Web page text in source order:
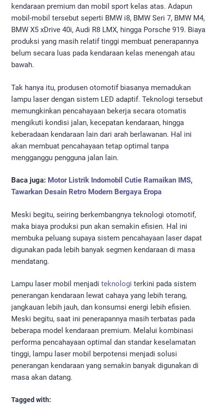
kendaraan premium dan mobil sport kelas atas. Adapun
mobil-mobil tersebut seperti BMW i8, BMW Seri 7, BMW M4,
BMW X5 xDrive 40i, Audi R8 LMX, hingga Porsche 919. Biaya
produksi yang masih relatif tinggi membuat penerapannya
belum secara luas pada kendaraan kelas menengah atau
bawah.
Tak hanya itu, produsen otomotif biasanya memadukan
lampu laser dengan sistem LED adaptif. Teknologi tersebut
memungkinkan pencahayaan bekerja secara otomatis
mengikuti kondisi jalan, kecepatan kendaraan, hingga
keberadaan kendaraan lain dari arah berlawanan. Hal ini
akan membuat pencahayaan tetap optimal tanpa
mengganggu pengguna jalan lain.
Baca juga: Motor Listrik Indomobil Cutie Ramaikan IMS,
Tawarkan Desain Retro Modern Bergaya Eropa
Meski begitu, seiring berkembangnya teknologi otomotif,
maka biaya produksi pun akan semakin efisien. Hal ini
membuka peluang supaya sistem pencahayaan laser dapat
digunakan pada lebih banyak segmen kendaraan di masa
mendatang.
Lampu laser mobil menjadi teknologi terkini pada sistem
penerangan kendaraan lewat cahaya yang lebih terang,
jangkauan lebih jauh, dan konsumsi energi lebih efisien.
Meski begitu, saat ini penerapannya masih terbatas pada
beberapa model kendaraan premium. Melalui kombinasi
performa pencahayaan optimal dan standar keselamatan
tinggi, lampu laser mobil berpotensi menjadi solusi
penerangan kendaraan yang semakin banyak digunakan di
masa akan datang.
Tagged with: